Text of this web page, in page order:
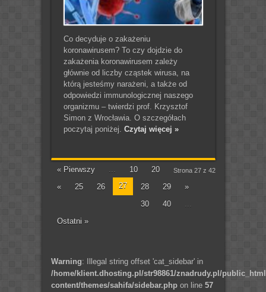
Co decyduje o zakażeniu
koronawirusem? To czy dojdzie do
zakażenia koronawirusem zależy
głównie od liczby cząstek wirusa, na
którą jesteśmy narażeni, a także od
odpowiedzi immunologicznej naszego
organizmu – twierdzi prof. Krzysztof
Simon z Wrocławia. O szczegółach
poczytaj poniżej. Czytaj więcej »
Strona 27 z 42
« Pierwszy 10
20
«
25 26 27 28 29
»
30
40
Ostatni »
Warning: Illegal string offset 'cat_sidebar' in
/home/klient.dhosting.pl/str98861/znadrudy.pl/
content/themes/sahifa/sidebar.phpon line 57